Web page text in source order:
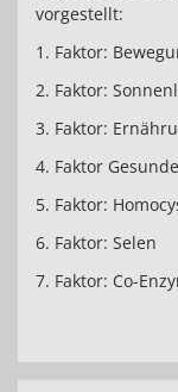
vorgestellt:
1. Faktor:
2. Faktor:
3. Faktor:
4. Faktor
5. Faktor:
6. Faktor: Selen
7. Faktor: Co-